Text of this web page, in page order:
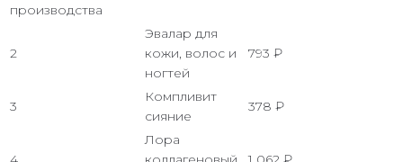
производства
2
Эвалар для
кожи, волос и
ногтей
793 ₽
3
Компливит
сияние
378 ₽
Лора